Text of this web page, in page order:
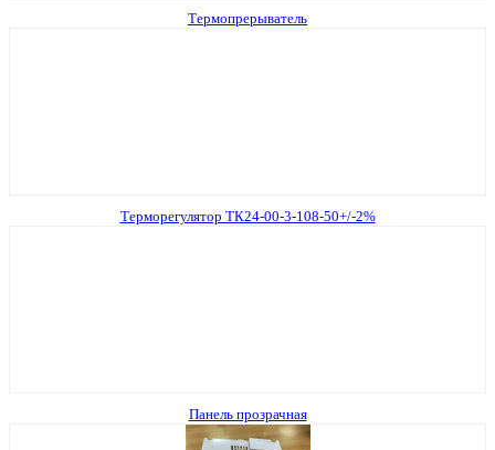
Термопрерыватель
Терморегулятор ТК24-00-3-108-50+/-2%
Панель прозрачная